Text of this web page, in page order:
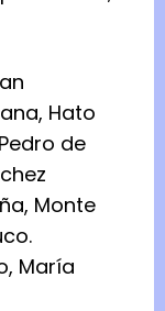
Hato
de
Monte
María